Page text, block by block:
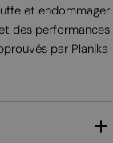
et endommager
des performances
par Planika